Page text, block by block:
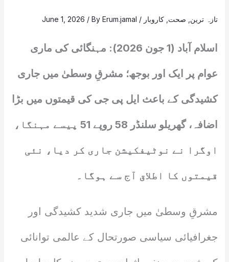
تازہ ترین صحت کاروبار /
June 1, 2026 / ByErum.jamal
اسلام آباد (1 جون 2026): مہنگائی کی ماری
عوام پر ایک اور بوجھ؛ مشرقِ وسطیٰ میں جاری
کشیدگی کے باعث ایل پی جی کی قیمتوں میں بڑا
اضافہ، گھریلو سلنڈر 58 روپے 51 پیسے مہنگا،
اوگرا نے نوٹیفکیشن جاری کر دیا، نئی
قیمتوں کا اطلاق آج سے ہوگا۔
مشرقِ وسطیٰ میں جاری شدید کشیدگی اور
جغرافیائی سیاسی صورتحال کے عالمی توانائی